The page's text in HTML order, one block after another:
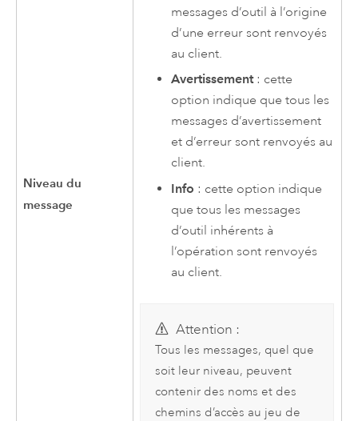
Niveau du
message
messages d’outil à l’origine
d’une erreur sont renvoyés
au client.
Avertissement: cette
option indique que tous les
messages d’avertissement
et d’erreur sont renvoyés au
client.
Info : cette option indique
que tous les messages
d’outil inhérents à
l’opération sont renvoyés
au client.
Attention :
Tous les messages, quel que
soit leur niveau, peuvent
contenir des noms et des
chemins d’accès au jeu de